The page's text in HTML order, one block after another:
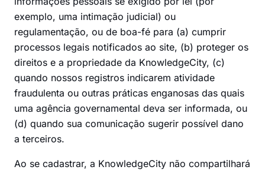
exemplo, uma intimação judicial) ou
regulamentação, ou de boa-fé para (a) cumprir
processos legais notificados ao site, (b) proteger os
direitos e a propriedade da KnowledgeCity, (c)
quando nossos registros indicarem atividade
fraudulenta ou outras práticas enganosas das quais
uma agência governamental deva ser informada, ou
(d) quando sua comunicação sugerir possível dano
a terceiros.
Ao se cadastrar, a KnowledgeCity não compartilhará